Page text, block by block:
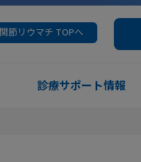
関節リウマチ TOPへ
診療サポート情報